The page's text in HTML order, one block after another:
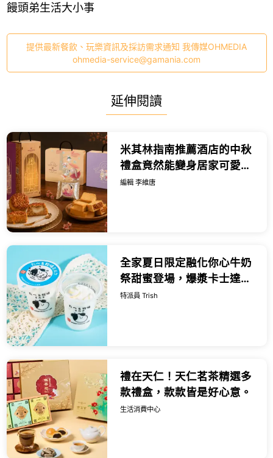
饅頭弟生活大小事
提供最新餐飲、玩樂資訊及採訪需求通知 我傳媒OHMEDIA
ohmedia-service@gamania.com
延伸閱讀
米其林指南推薦酒店的中秋
禮盒竟然能變身居家可愛小
夜燈，早鳥預購還有優惠。
編輯 李維唐
全家夏日限定融化你心牛奶
祭甜蜜登場，爆漿卡士達泡
芙、雪糕界的香濃天花板與
特派員 Trish
禮在天仁！天仁茗茶精選多
款禮盒，款款皆是好心意。
生活消費中心